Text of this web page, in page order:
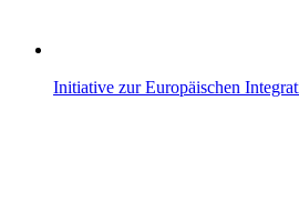
Initiative zur Europäischen